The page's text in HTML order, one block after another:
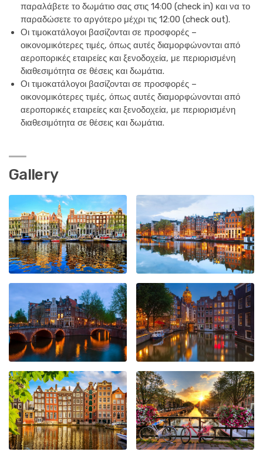
παραλάβετε το δωμάτιο σας στις 14:00 (check in) και να το
παραδώσετε το αργότερο μέχρι τις 12:00 (check out).
Οι τιμοκατάλογοι βασίζονται σε προσφορές –
οικονομικότερες τιμές, όπως αυτές διαμορφώνονται από
αεροπορικές εταιρείες και ξενοδοχεία, με περιορισμένη
διαθεσιμότητα σε θέσεις και δωμάτια.
Οι τιμοκατάλογοι βασίζονται σε προσφορές –
οικονομικότερες τιμές, όπως αυτές διαμορφώνονται από
αεροπορικές εταιρείες και ξενοδοχεία, με περιορισμένη
διαθεσιμότητα σε θέσεις και δωμάτια.
Gallery